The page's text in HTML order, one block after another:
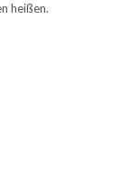
heißen.